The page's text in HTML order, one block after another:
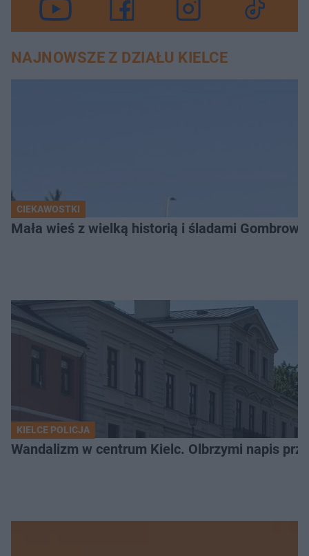
NAJNOWSZE Z DZIAŁU KIELCE
CIEKAWOSTKI
Mała wieś z wielką historią i śladami
KIELCE POLICJA
Wandalizm w centrum Kielc. Olbrzymi napis